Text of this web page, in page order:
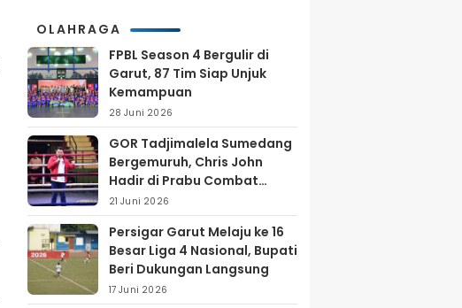
OLAHRAGA
FPBL Season 4 Bergulir di
Garut, 87 Tim Siap Unjuk
Kemampuan
28 Juni 2026
GOR Tadjimalela Sumedang
Bergemuruh, Chris John
Hadir di Prabu Combat
Series 2026
21 Juni 2026
Persigar Garut Melaju ke 16
Besar Liga 4 Nasional, Bupati
Beri Dukungan Langsung
17 Juni 2026